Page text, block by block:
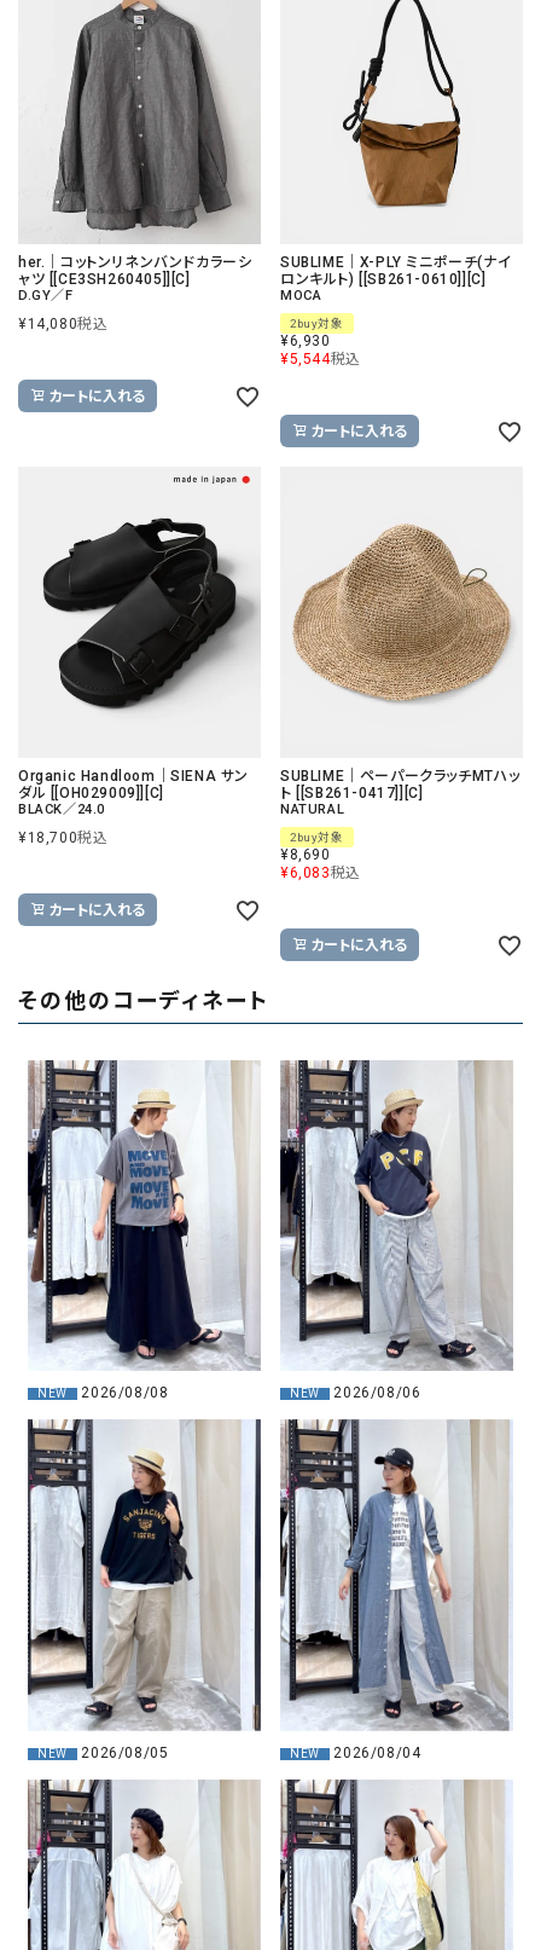
her.｜コットンリネンバンドカラーシ
ャツ [[CE3SH260405]][C]
D.GY／F
¥14,080税込
カートに入れる
SUBLIME｜X-PLY ミニポーチ(ナイ
ロンキルト) [[SB261-0610]][C]
MOCA
2buy対象
¥6,930
¥5,544税込
カートに入れる
Organic Handloom｜SIENA サン
ダル [[OH029009]][C]
BLACK／24.0
¥18,700税込
カートに入れる
SUBLIME｜ペーパークラッチMTハッ
ト [[SB261-0417]][C]
NATURAL
2buy対象
¥8,690
¥6,083税込
カートに入れる
その他のコーディネート
NEW 2026/08/08 NEW 2026/08/06
NEW 2026/08/05 NEW 2026/08/04